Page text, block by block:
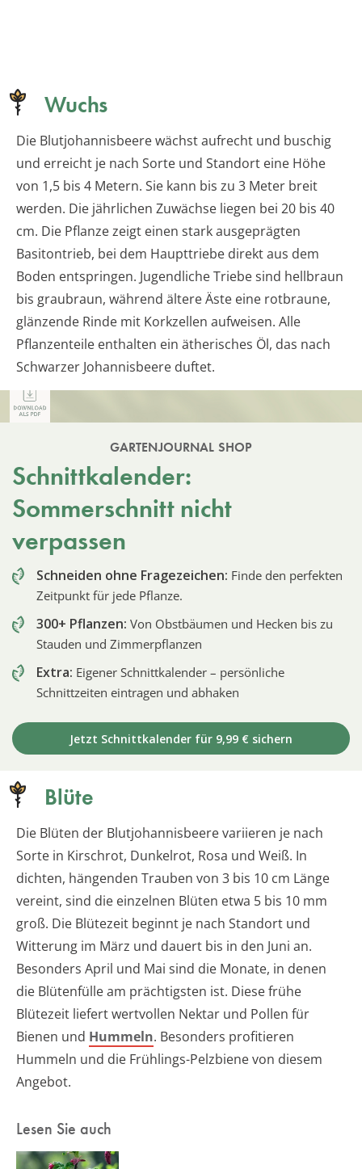
Wuchs
Die Blutjohannisbeere wächst aufrecht und buschig
und erreicht je nach Sorte und Standort eine Höhe
von 1,5 bis 4 Metern. Sie kann bis zu 3 Meter breit
werden. Die jährlichen Zuwächse liegen bei 20 bis 40
cm. Die Pflanze zeigt einen stark ausgeprägten
Basitontrieb, bei dem Haupttriebe direkt aus dem
Boden entspringen. Jugendliche Triebe sind hellbraun
bis graubraun, während ältere Äste eine rotbraune,
glänzende Rinde mit Korkzellen aufweisen. Alle
Pflanzenteile enthalten ein ätherisches Öl, das nach
Schwarzer Johannisbeere duftet.
GARTENJOURNAL SHOP
Schnittkalender:
Sommerschnitt nicht
verpassen
Schneiden ohne Fragezeichen: Finde den perfekten
Zeitpunkt für jede Pflanze.
300+ Pflanzen: Von Obstbäumen und Hecken bis zu
Stauden und Zimmerpflanzen
Extra: Eigener Schnittkalender – persönliche
Schnittzeiten eintragen und abhaken
Jetzt Schnittkalender für 9,99 € sichern
Blüte
Die Blüten der Blutjohannisbeere variieren je nach
Sorte in Kirschrot, Dunkelrot, Rosa und Weiß. In
dichten, hängenden Trauben von 3 bis 10 cm Länge
vereint, sind die einzelnen Blüten etwa 5 bis 10 mm
groß. Die Blütezeit beginnt je nach Standort und
Witterung im März und dauert bis in den Juni an.
Besonders April und Mai sind die Monate, in denen
die Blütenfülle am prächtigsten ist. Diese frühe
Blütezeit liefert wertvollen Nektar und Pollen für
Bienen und Hummeln. Besonders profitieren
Hummeln und die Frühlings-Pelzbiene von diesem
Angebot.
Lesen Sie auch